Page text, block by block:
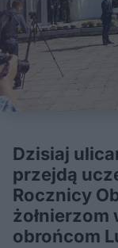
Dzisiaj
przejdą
Rocznicy
żołnierzom
obrońcom